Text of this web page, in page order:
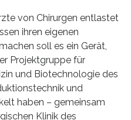
von Chirurgen entlastet
ihren eigenen
soll es ein Gerät,
Projektgruppe für
und Biotechnologie des
und
haben – gemeinsam
Klinik des